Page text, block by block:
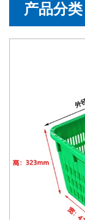
产品分类